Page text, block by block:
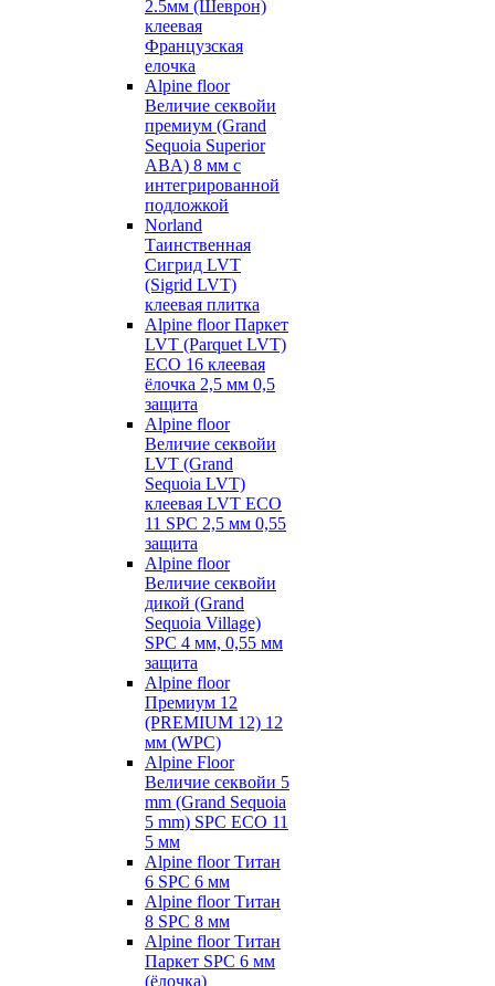
2.5мм (Шеврон)
клеевая
Французская
елочка
Alpine floor
Величие секвойи
премиум (Grand
Sequoia Superior
ABA) 8 мм с
интегрированной
подложкой
Norland
Таинственная
Сигрид LVT
(Sigrid LVT)
клеевая плитка
Alpine floor Паркет
LVT (Parquet LVT)
ECO 16 клеевая
ёлочка 2,5 мм 0,5
защита
Alpine floor
Величие секвойи
LVT (Grand
Sequoia LVT)
клеевая LVT ECO
11 SPC 2,5 мм 0,55
защита
Alpine floor
Величие секвойи
дикой (Grand
Sequoia Village)
SPC 4 мм, 0,55 мм
защита
Alpine floor
Премиум 12
(PREMIUM 12) 12
мм (WPC)
Alpine Floor
Величие секвойи 5
mm (Grand Sequoia
5 mm) SPC ECO 11
5 мм
Alpine floor Титан
6 SPC 6 мм
Alpine floor Титан
8 SPC 8 мм
Alpine floor Титан
Паркет SPC 6 мм
(ёлочка)